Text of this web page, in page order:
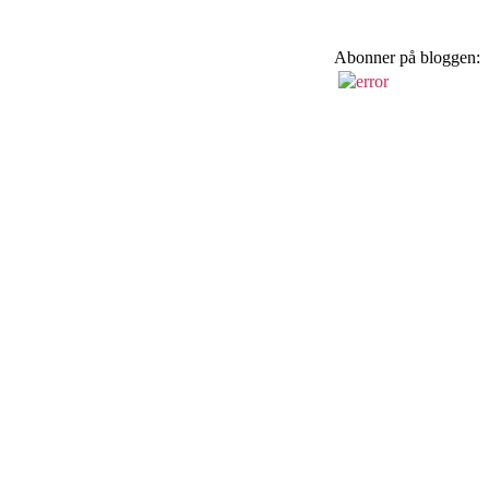
Abonner på bloggen: